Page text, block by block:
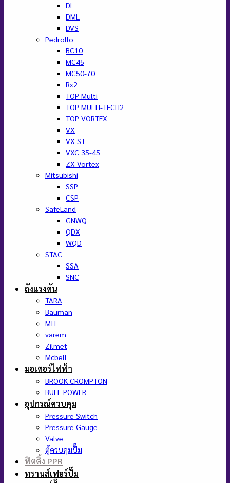
DL
DML
DVS
Pedrollo
BC10
MC45
MC50-70
Rx2
TOP Multi
TOP MULTI-TECH2
TOP VORTEX
VX
VX ST
VXC 35-45
ZX Vortex
Mitsubishi
SSP
CSP
SafeLand
GNWQ
QDX
WQD
STAC
SSA
SNC
ถังแรงดัน
TARA
Bauman
MIT
varem
Zilmet
Mcbell
มอเตอร์ไฟฟ้า
BROOK CROMPTON
BULL POWER
อุปกรณ์ควบคุม
Pressure Switch
Pressure Gauge
Valve
ตู้ควบคุมปั๊ม
ฟิตติ้ง PPR
ทรานส์เฟอร์ปั๊ม